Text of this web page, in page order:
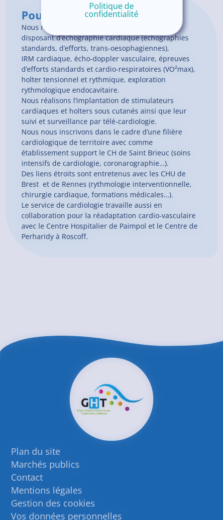
Pour en savoir plus
Nous nous appuyons sur un plateau technique
disposant d’échographie cardiaque (échographies
standards, d’efforts, trans-oesophagiennes),
IRM cardiaque, écho-doppler vasculaire, épreuves
d’efforts standards et cardio-respiratoires (VO²max),
holter tensionnel et rythmique, exploration
rythmologique endocavitaire.
Nous réalisons l’implantation de stimulateurs
cardiaques et holters sous cutanés ainsi que leur
suivi et surveillance par télé-cardiologie.
Nous nous inscrivons dans le cadre d’une filière
cardiologique de territoire avec comme
établissement support le CH de Saint Brieuc (soins
intensifs de cardiologie, coronarographie…).
Des liens étroits sont entretenus avec les CHU de
Brest et de Rennes (rythmologie interventionnelle,
chirurgie cardiaque, formations médicales…).
Le service de cardiologie travaille aussi en
collaboration pour la réadaptation cardio-vasculaire
avec le Centre Hospitalier de Paimpol et le Centre de
Perharidy à Roscoff.
Plan du site
Marchés publics
Contact
Mentions légales
Gestion des cookies
Vos données personnelles
Politique de
confidentialité